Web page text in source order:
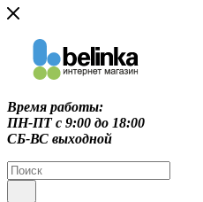
Время работы:
ПН-ПТ c 9:00 до 18:00
СБ-ВС выходной